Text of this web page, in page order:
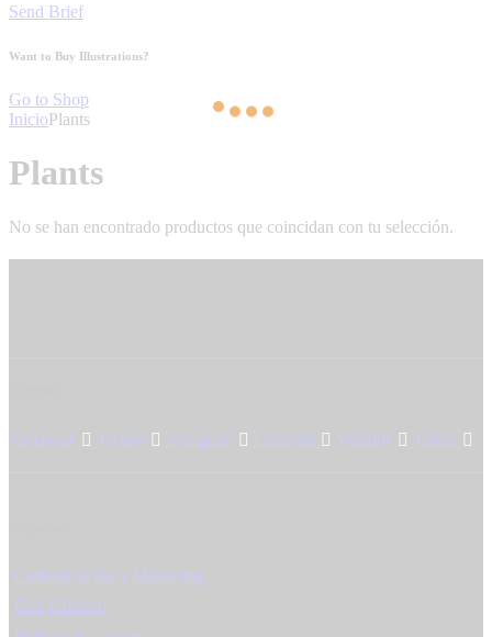
Send Brief
Want to Buy Illustrations?
Go to Shop
InicioPlants
Plants
No se han encontrado productos que coincidan con tu selección.
Facebook Twitter Instagram Linkedin Youtube Tiktok
Comunicación y Marketing
Exit Editorial